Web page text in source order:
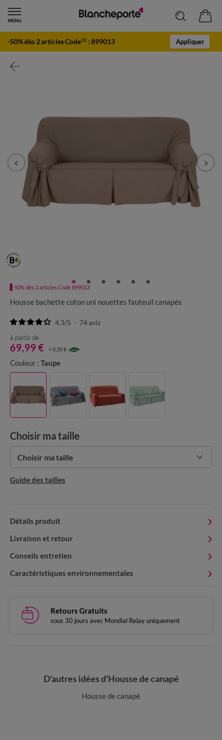
-50% dès 2 articles Code(1) :899013 Appliquer
-50% dès 2 articles Code 899013
Housse bachette coton uni nouettes fauteuil canapés
4.3/5 - 74avis
à partir de
69,99 € + 0,35 €
Couleur : Taupe
Choisir ma taille
Choisir ma taille
Guide des tailles
Détails produit
Livraison et retour
Conseils entretien
Caractéristiques environnementales
Retours Gratuits
sous 30 jours avec Mondial Relay uniquement
D'autres idées d'Housse de canapé
Housse de canapé